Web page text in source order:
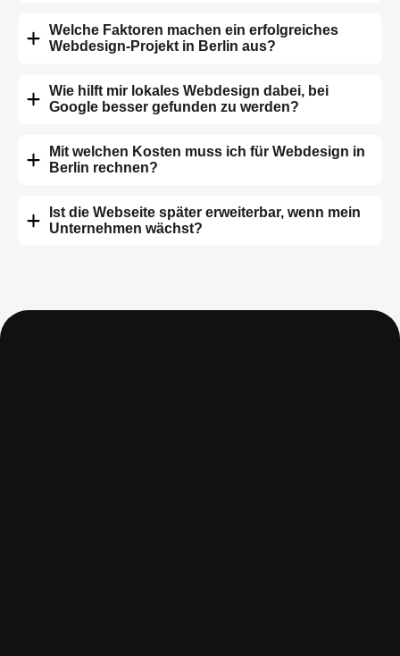
Welche Faktoren machen ein erfolgreiches
Webdesign-Projekt in Berlin aus?
Wie hilft mir lokales Webdesign dabei, bei
Google besser gefunden zu werden?
Mit welchen Kosten muss ich für Webdesign in
Berlin rechnen?
Ist die Webseite später erweiterbar, wenn mein
Unternehmen wächst?